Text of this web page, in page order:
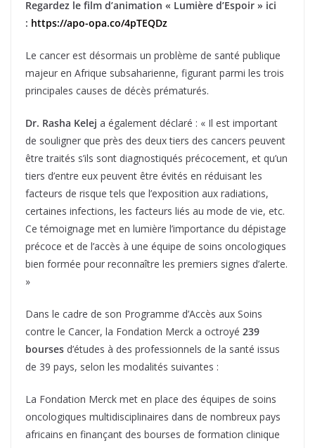
Regardez le film d’animation « Lumière d’Espoir » ici
: https://apo-opa.co/4pTEQDz
Le cancer est désormais un problème de santé publique
majeur en Afrique subsaharienne, figurant parmi les trois
principales causes de décès prématurés.
Dr. Rasha Kelej a également déclaré : « Il est important
de souligner que près des deux tiers des cancers peuvent
être traités s’ils sont diagnostiqués précocement, et qu’un
tiers d’entre eux peuvent être évités en réduisant les
facteurs de risque tels que l’exposition aux radiations,
certaines infections, les facteurs liés au mode de vie, etc.
Ce témoignage met en lumière l’importance du dépistage
précoce et de l’accès à une équipe de soins oncologiques
bien formée pour reconnaître les premiers signes d’alerte.
»
Dans le cadre de son Programme d’Accès aux Soins
contre le Cancer, la Fondation Merck a octroyé 239
bourses d’études à des professionnels de la santé issus
de 39 pays, selon les modalités suivantes :
La Fondation Merck met en place des équipes de soins
oncologiques multidisciplinaires dans de nombreux pays
africains en finançant des bourses de formation clinique